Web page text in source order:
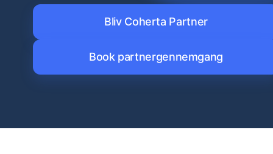
Bliv Coherta Partner
Book partnergennemgang